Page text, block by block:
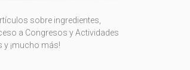
sobre ingredientes,
a Congresos y Actividades
y ¡mucho más!